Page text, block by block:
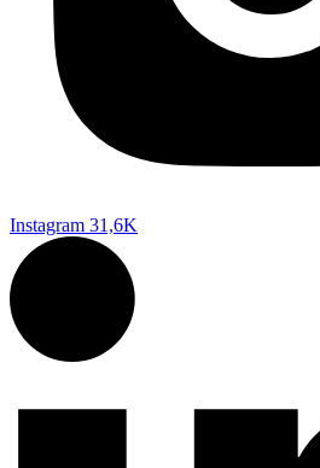
Instagram 31,6K